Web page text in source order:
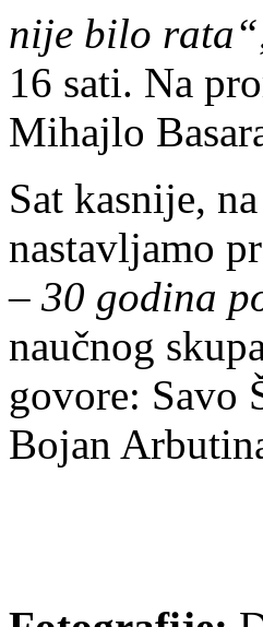
nije bilo rata“
16 sati. Na
Mihajlo
Sat kasnije,
nastavljamo
– 30 godina
naučnog
govore:
Bojan